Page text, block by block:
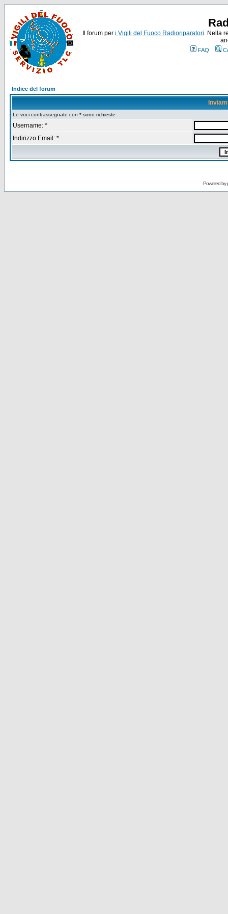
Il forum per i Vigili del Fuoco Radioriparatori. Nella
FAQ
Indice del forum
Le voci contrassegnate con * sono richieste
Username: *
Indirizzo Email: *
Powered by